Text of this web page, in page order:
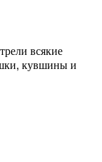
всякие
кувшины и